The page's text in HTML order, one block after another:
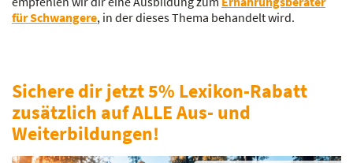
für Schwangere, in der dieses Thema behandelt wird.
Sichere dir jetzt 5% Lexikon-Rabatt
zusätzlich auf ALLE Aus- und
Weiterbildungen!